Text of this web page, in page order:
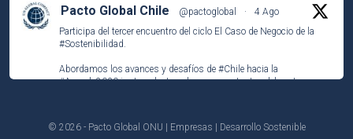
Pacto Global Chile @pactoglobal ·
4 Ago
Participa del tercer encuentro del ciclo El Caso de Negocio de la
#Sostenibilidad
Abordamos los avances y desafíos de #Chile hacia la
#Agenda2030junto a destacados representantes del sector
cl.zoom.us/webinar/register/WN_Jn6B_K2cSYudocZv...
© 2026 - Pacto Global ONU | Empresas | Desarrollo Sostenible